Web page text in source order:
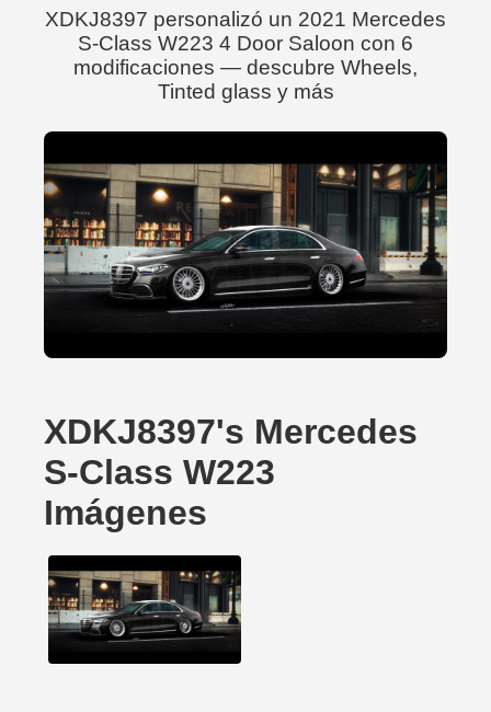
XDKJ8397 personalizó un 2021 Mercedes
S-Class W223 4 Door Saloon con 6
modificaciones — descubre Wheels,
Tinted glass y más
XDKJ8397's Mercedes
S-Class W223
Imágenes